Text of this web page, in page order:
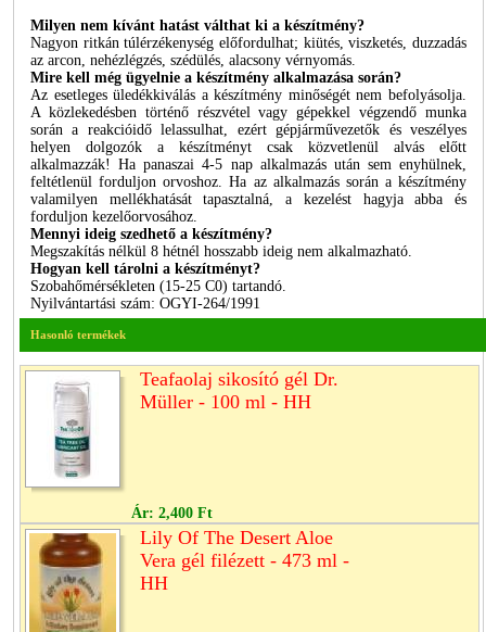
Milyen nem kívánt hatást válthat ki a készítmény?
Nagyon ritkán túlérzékenység előfordulhat; kiütés, viszketés, duzzadás
az arcon, nehézlégzés, szédülés, alacsony vérnyomás.
Mire kell még ügyelnie a készítmény alkalmazása során?
Az esetleges üledékkiválás a készítmény minőségét nem befolyásolja.
A közlekedésben történő részvétel vagy gépekkel végzendő munka
során a reakcióidő lelassulhat, ezért gépjárművezetők és veszélyes
helyen dolgozók a készítményt csak közvetlenül alvás előtt
alkalmazzák! Ha panaszai 4-5 nap alkalmazás után sem enyhülnek,
feltétlenül forduljon orvoshoz. Ha az alkalmazás során a készítmény
valamilyen mellékhatását tapasztalná, a kezelést hagyja abba és
forduljon kezelőorvosához.
Mennyi ideig szedhető a készítmény?
Megszakítás nélkül 8 hétnél hosszabb ideig nem alkalmazható.
Hogyan kell tárolni a készítményt?
Szobahőmérsékleten (15-25 C0) tartandó.
Nyilvántartási szám: OGYI-264/1991
Hasonló termékek
Teafaolaj sikosító gél Dr.
Müller - 100 ml - HH
Ár: 2,400 Ft
Lily Of The Desert Aloe
Vera gél filézett - 473 ml -
HH